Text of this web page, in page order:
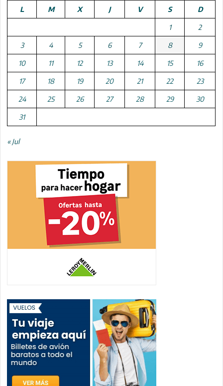
L
M X J V S D
1 2
3 4 5 6 7 8 9
10 11 12 13 14 15 16
17 18 19 20 21 22 23
24 25 26 27 28 29 30
31
« Jul